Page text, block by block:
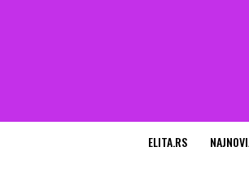
ELITA.RS